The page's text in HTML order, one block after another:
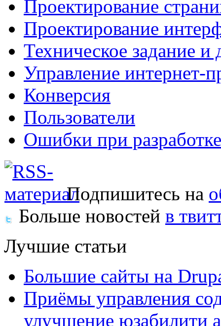
Проектирование
Проектирование
Техническое задание и
Управление интернет-
Конверсия
Пользователи
Ошибки при
Подпишитесь на
Больше новостей в
Лучшие статьи
Большие сайты на
Приёмы управления
улучшение юзабилити